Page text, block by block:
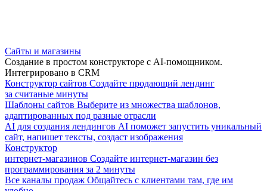
Сайты и магазины
Создание в простом конструкторе с AI-помощником.
Интегрировано в CRM
Конструктор сайтов Создайте продающий лендинг
за считаные минуты
Шаблоны сайтов Выберите из множества шаблонов,
адаптированных под разные отрасли
AI для создания лендингов AI поможет запустить уникальный
сайт, напишет тексты, создаст изображения
Конструктор
интернет-магазинов Создайте интернет-магазин без
программирования за 2 минуты
Все каналы продаж Общайтесь с клиентами там, где им